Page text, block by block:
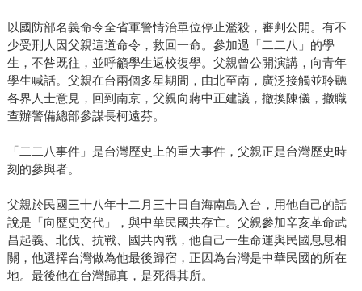
以國防部名義命令全省軍警情治單位停止濫殺，審判公開。有不
少受刑人因父親這道命令，救回一命。參加過「二二八」的學
生，不咎既往，並呼籲學生返校復學。父親曾公開演講，向青年
學生喊話。父親在台兩個多星期間，由北至南，廣泛接觸並聆聽
各界人士意見，回到南京，父親向蔣中正建議，撤換陳儀，撤職
查辦警備總部參謀長柯遠芬。
「二二八事件」是台灣歷史上的重大事件，父親正是台灣歷史時
刻的參與者。
父親於民國三十八年十二月三十日自海南島入台，用他自己的話
說是「向歷史交代」，與中華民國共存亡。父親參加辛亥革命武
昌起義、北伐、抗戰、國共內戰，他自己一生命運與民國息息相
關，他選擇台灣做為他最後歸宿，正因為台灣是中華民國的所在
地。最後他在台灣歸真，是死得其所。